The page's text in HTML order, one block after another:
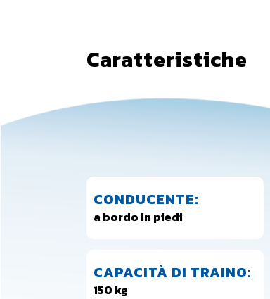
Caratteristiche
CONDUCENTE:
a bordo in piedi
CAPACITÀ DI TRAINO:
150 kg